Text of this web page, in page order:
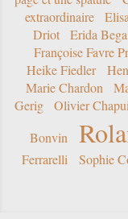
extraordinaire
Driot
Erida Bega
Françoise Favre
Heike Fiedler
Marie Chardon
Gerig
Olivier
Bonvin
Ferrarelli
Sophie